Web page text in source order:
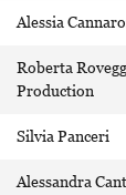
Alessia
Roberta
Production
Silvia Panceri
Alessandra